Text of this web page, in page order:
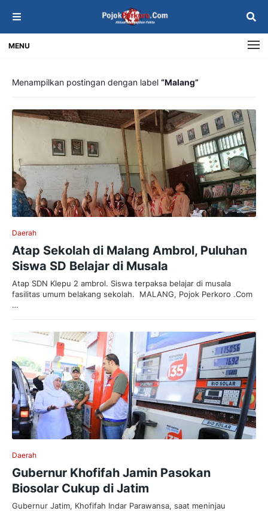
MENU
Menampilkan postingan dengan label Malang
Daerah
Atap Sekolah di Malang Ambrol, Puluhan
Siswa SD Belajar di Musala
Atap SDN Klepu 2 ambrol. Siswa terpaksa belajar di musala
fasilitas umum belakang sekolah. MALANG, Pojok Perkoro .Com
…
Daerah
Gubernur Khofifah Jamin Pasokan
Biosolar Cukup di Jatim
Gubernur Jatim, Khofifah Indar Parawansa, saat meninjau